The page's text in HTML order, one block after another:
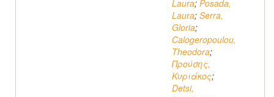
Laura; Posada,
Laura; Serra,
Gloria;
Calogeropoulou,
Theodora;
Προύσης,
Κυριάκος;
Detsi,